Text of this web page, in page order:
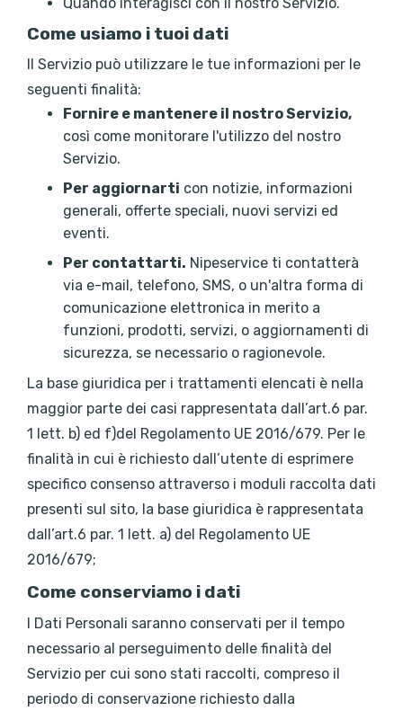
Come usiamo i tuoi dati
Il Servizio può utilizzare le tue informazioni per le
seguenti finalità:
Fornire e mantenere il nostro Servizio,
così come monitorare l'utilizzo del nostro
Servizio.
Per aggiornarti con notizie, informazioni
generali, offerte speciali, nuovi servizi ed
eventi.
Per contattarti. Nipeservice ti contatterà
via e-mail, telefono, SMS, o un'altra forma di
comunicazione elettronica in merito a
funzioni, prodotti, servizi, o aggiornamenti di
sicurezza, se necessario o ragionevole.
La base giuridica per i trattamenti elencati è nella
maggior parte dei casi rappresentata dall’art.6 par.
1 lett. b) ed f)del Regolamento UE 2016/679. Per le
finalità in cui è richiesto dall’utente di esprimere
specifico consenso attraverso i moduli raccolta dati
presenti sul sito, la base giuridica è rappresentata
dall’art.6 par. 1 lett. a) del Regolamento UE
2016/679;
Come conserviamo i dati
I Dati Personali saranno conservati per il tempo
necessario al perseguimento delle finalità del
Servizio per cui sono stati raccolti, compreso il
periodo di conservazione richiesto dalla